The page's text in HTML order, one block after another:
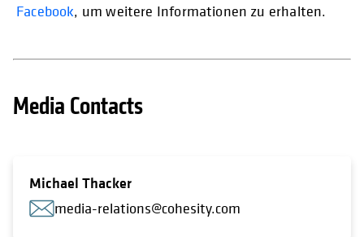
Facebook, um weitere Informationen zu erhalten.
Media Contacts
Michael Thacker
media-relations@cohesity.com